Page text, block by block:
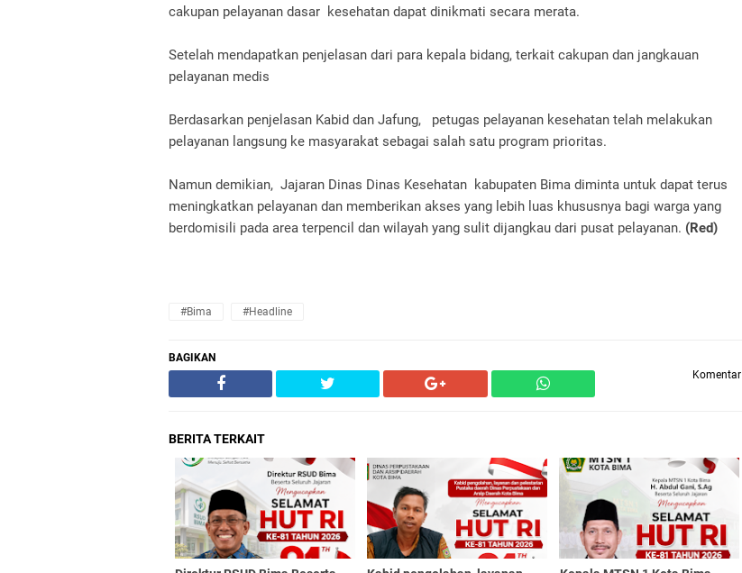
cakupan pelayanan dasar kesehatan dapat dinikmati secara merata.
Setelah mendapatkan penjelasan dari para kepala bidang, terkait cakupan dan jangkauan
pelayanan medis
Berdasarkan penjelasan Kabid dan Jafung, petugas pelayanan kesehatan telah melakukan
pelayanan langsung ke masyarakat sebagai salah satu program prioritas.
Namun demikian, Jajaran Dinas Dinas Kesehatan kabupaten Bima diminta untuk dapat terus
meningkatkan pelayanan dan memberikan akses yang lebih luas khususnya bagi warga yang
berdomisili pada area terpencil dan wilayah yang sulit dijangkau dari pusat pelayanan. (Red)
#Bima #Headline
BAGIKAN
Komentar
BERITA TERKAIT